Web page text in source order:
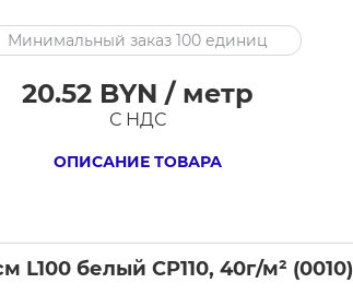
Минимальный заказ 100 единиц
20.52 BYN / метр
С НДС
ОПИСАНИЕ ТОВАРА
L100 белый CP110, 40г/м² (0010)